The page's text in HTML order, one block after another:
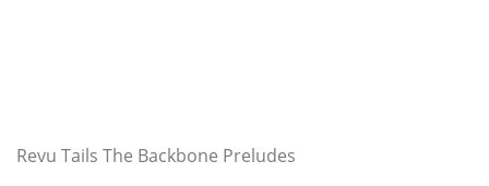
Revu Tails The Backbone Preludes